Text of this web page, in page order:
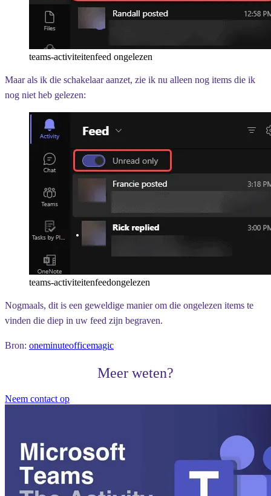
teams-activiteitenfeed ongelezen
Maar als ik die schakelaar aanzet, zie ik nu alleen nog items die ik
nog niet heb gelezen:
teams-activiteitenfeedongelezen
Nogmaals, dit is een geweldige manier om die ongelezen items te
vinden die diep in uw feed zijn begraven.
Bron: oneminuteofficemagic
Meer weten?
Neem contact op